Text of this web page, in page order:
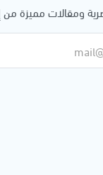
ومقالات مميزة